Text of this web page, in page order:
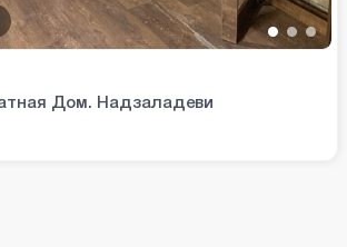
• ••
Дом. Надзаладеви